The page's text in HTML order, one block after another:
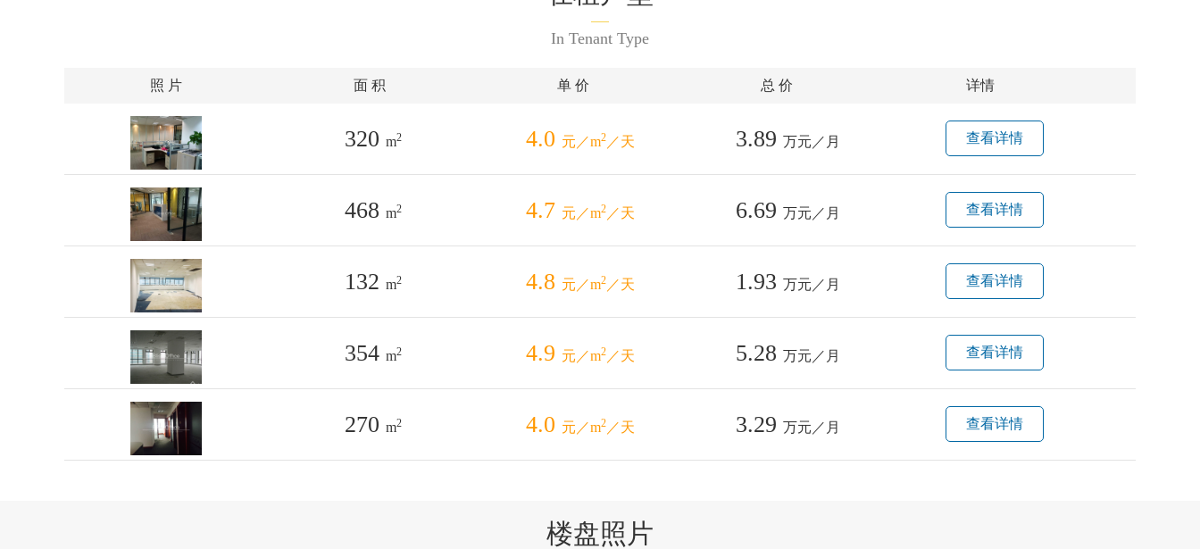
In Tenant Type
照 片 面 积 单 价 总 价 详情
320 m2 4.0 元／m2 ／天 3.89 万元／月 查看详情
468 m2 4.7 元／m2 ／天 6.69 万元／月 查看详情
132 m2 4.8 元／m2 ／天 1.93 万元／月 查看详情
354 m2 4.9 元／m2 ／天 5.28 万元／月 查看详情
270 m2 4.0 元／m2 ／天 3.29 万元／月 查看详情
楼盘照片